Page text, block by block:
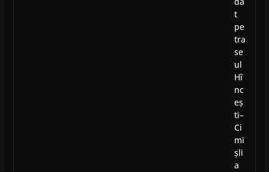
t
pe
tra
se
ul
Hî
nc
eș
ti–
Ci
mi
șli
a